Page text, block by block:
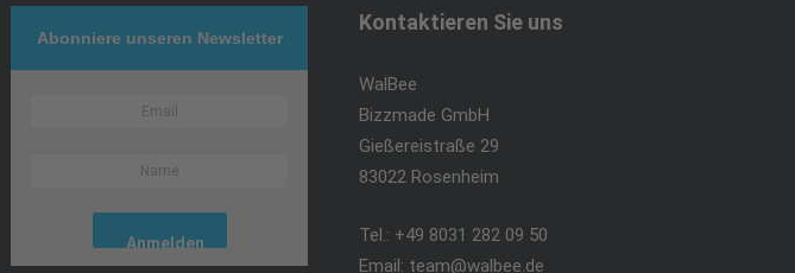
Abonniere unseren Newsletter
Kontaktieren Sie uns
WalBee
Bizzmade GmbH
Gießereistraße 29
83022 Rosenheim
Tel.: +49 8031 282 09 50
Email: team@walbee.de